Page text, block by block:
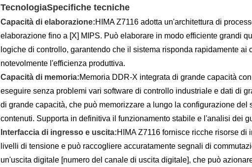
TecnologiaSpecifiche tecniche
Capacità di elaborazione:HIMA Z7116 adotta un'architettura di
elaborazione fino a [X] MIPS. Può elaborare in modo efficiente grandi
logiche di controllo, garantendo che il sistema risponda rapidamente
notevolmente l'efficienza produttiva.
Capacità di memoria:Memoria DDR-X integrata di grande capacità
eseguire senza problemi vari software di controllo industriale e dati di
di grande capacità, che può memorizzare a lungo la configurazione
contenuti. Supporta in definitiva il funzionamento stabile e l'analisi dei
Interfaccia di ingresso e uscita:HIMA Z7116 fornisce ricche risorse
livelli di tensione e può raccogliere accuratamente segnali di
un'uscita digitale [numero del canale di uscita digitale], che può